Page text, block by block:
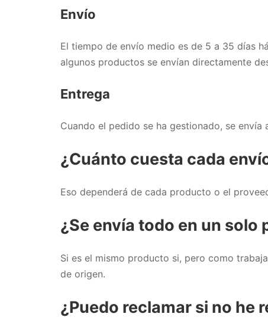
Envío
El tiempo de envío medio es de 5 a 35 días
algunos productos se envían directamente
Entrega
Cuando el pedido se ha gestionado, se envía
¿Cuánto cuesta cada
Eso dependerá de cada producto o el
¿Se envía todo en un solo
Si es el mismo producto si, pero como
de origen.
¿Puedo reclamar si no he